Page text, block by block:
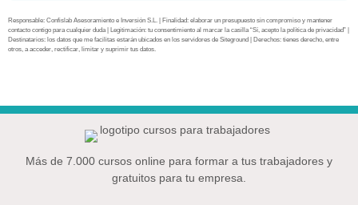
Responsable: Confislab Asesoramiento e Inversión S.L. | Finalidad: elaborar un presupuesto sin compromiso y mantener
contacto contigo para cualquier duda | Legitimación: tu consentimiento al marcar la casilla “Sí, acepto la política de privacidad” |
Destinatarios: los datos que me facilitas estarán ubicados en los servidores de Siteground | Derechos: tienes derecho, entre
otros, a acceder, rectificar, limitar y suprimir tus datos.
Más de 7.000 cursos online para formar a tus trabajadores y
gratuitos para tu empresa.